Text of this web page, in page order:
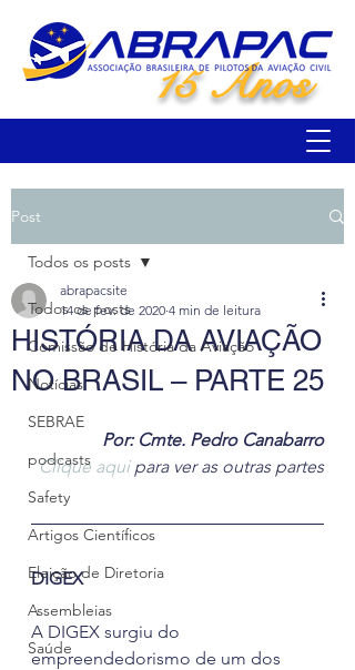
15 Anos
Post
Todos os posts
Comissão de História da Aviação
Notícias
SEBRAE
podcasts
Safety
Artigos Científicos
Eleição de Diretoria
Assembleias
Saúde
Todos os posts
HISTÓRIA DA AVIAÇÃO
NO BRASIL – PARTE 25
abrapacsite
14 de fev. de 2020 4 min de leitura
Por: Cmte. Pedro Canabarro
Clique aqui para ver as outras partes
DIGEX
A DIGEX surgiu do
empreendedorismo de um dos